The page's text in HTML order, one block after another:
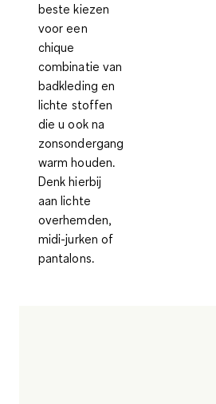
beste kiezen
voor een
chique
combinatie van
badkleding en
lichte stoffen
die u ook na
zonsondergang
warm houden.
Denk hierbij
aan lichte
overhemden,
midi-jurken of
pantalons.